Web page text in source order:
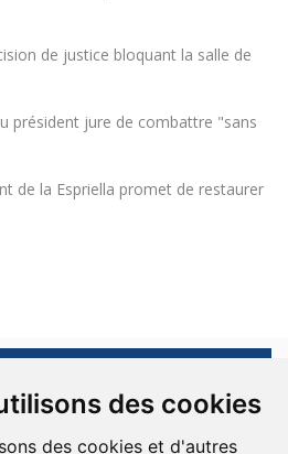
des cookies
des cookies et d'autres
de justice bloquant la salle de
président jure de combattre "sans
de la Espriella promet de restaurer
les droits sont réservés.